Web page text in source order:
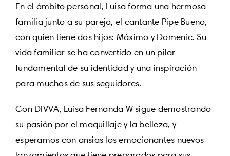
En el ámbito personal, Luisa forma una hermosa
familia junto a su pareja, el cantante Pipe Bueno,
con quien tiene dos hijos: Máximo y Domenic. Su
vida familiar se ha convertido en un pilar
fundamental de su identidad y una inspiración
para muchos de sus seguidores.
Con DIVVA, Luisa Fernanda W sigue demostrando
su pasión por el maquillaje y la belleza, y
esperamos con ansias los emocionantes nuevos